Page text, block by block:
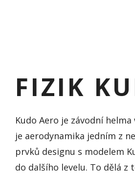
FIZIK
Kudo Aero je závodní
je aerodynamika jedním z
prvků designu s modelem
do dalšího levelu. To dělá z